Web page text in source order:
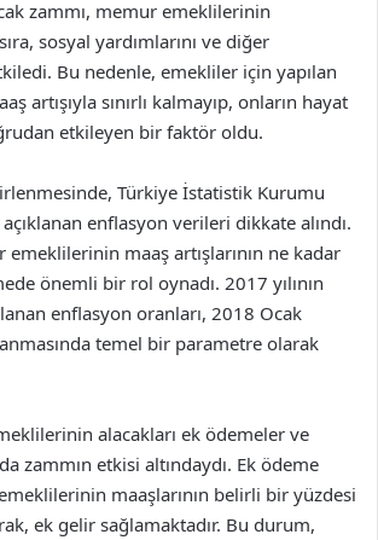
zammı, memur emeklilerinin
sosyal yardımlarını ve diğer
Bu nedenle, emekliler için yapılan
artışıyla sınırlı kalmayıp, onların hayat
etkileyen bir faktör oldu.
Türkiye İstatistik Kurumu
enflasyon verileri dikkate alındı.
maaş artışlarının ne kadar
önemli bir rol oynadı. 2017 yılının
enflasyon oranları, 2018 Ocak
temel bir parametre olarak
alacakları ek ödemeler ve
zammın etkisi altındaydı. Ek ödeme
maaşlarının belirli bir yüzdesi
ek gelir sağlamaktadır. Bu durum,